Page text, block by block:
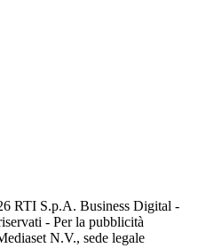
RTI S.p.A. Business Digital -
- Per la pubblicità
N.V., sede legale